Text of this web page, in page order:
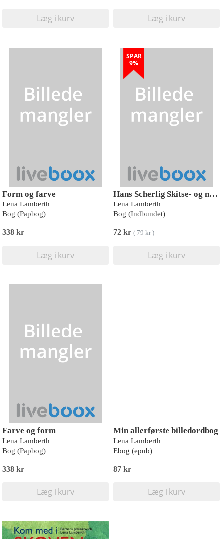
Læg i kurv Læg i kurv
Form og farve
Lena Lamberth
Bog (Papbog)
338 kr
Læg i kurv
SPAR
9%
Hans Scherfig Skitse- og notesbog
Lena Lamberth
Bog (Indbundet)
72 kr ( 79 kr)
Læg i kurv
Farve og form
Lena Lamberth
Bog (Papbog)
338 kr
Læg i kurv
Min allerførste billedordbog
Lena Lamberth
Ebog (epub)
87 kr
Læg i kurv